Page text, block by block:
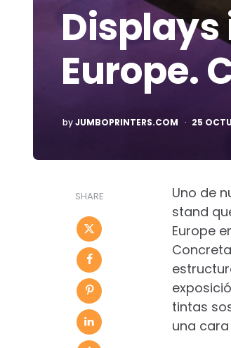
Displays
Europe.
POSTED
BY
byJUMBOPRINTERS.COM 25
SHARE Uno de
stand
Europe
tintas
una